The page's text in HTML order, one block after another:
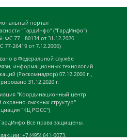
портал
"ГардИнфо" ("ГардИнфо")
77 - 80134 от 31.12.2020
77-26419 от 7.12.2006)
в Федеральной службе
информационных технологий
(Роскомнадзор) 07.12.2006 г.,
31.12.2020 г.
"Координационный центр
охранно-сыскных структур"
"КЦ РОСС")
Все права защищены.
+7 (495) 641-0073,